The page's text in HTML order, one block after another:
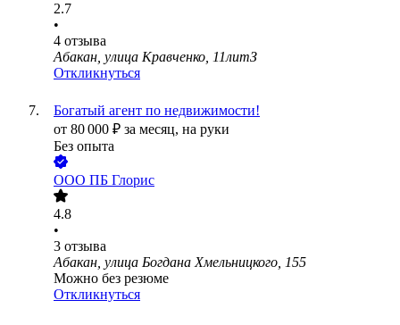
2.7
•
4 отзыва
Абакан, улица Кравченко, 11литЗ
Откликнуться
Богатый агент по недвижимости!
от 80 000 ₽ за месяц, на руки
Без опыта
ООО ПБ Глорис
4.8
•
3 отзыва
Абакан, улица Богдана Хмельницкого, 155
Можно без резюме
Откликнуться